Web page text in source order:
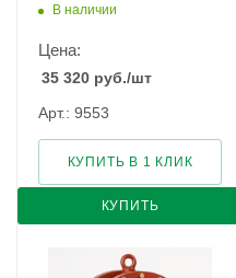
В наличии
Цена:
35 320 руб./шт
Арт.: 9553
КУПИТЬ
КУПИТЬ В 1 КЛИК